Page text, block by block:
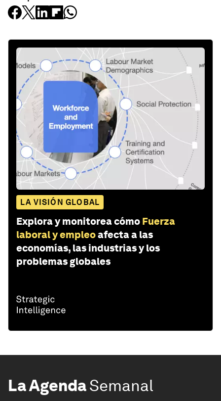
LA VISIÓN GLOBAL
Explora y monitorea cómo Fuerza
laboral y empleoafecta a las
economías, las industrias y los
problemas globales
La AgendaSemanal